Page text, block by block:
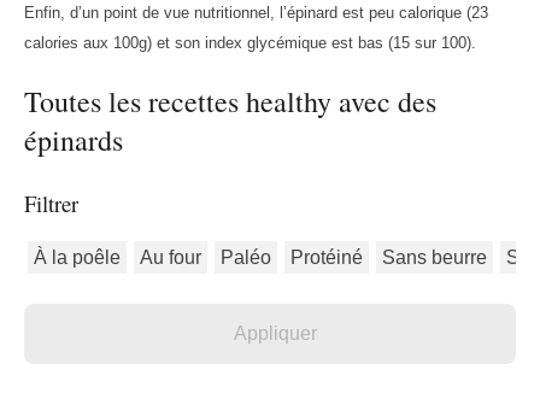
Enfin, d’un point de vue nutritionnel, l’épinard est peu calorique (23
calories aux 100g) et son index glycémique est bas (15 sur 100).
Toutes les recettes healthy avec des
épinards
Filtrer
À la poêle Au four Paléo Protéiné Sans beurre